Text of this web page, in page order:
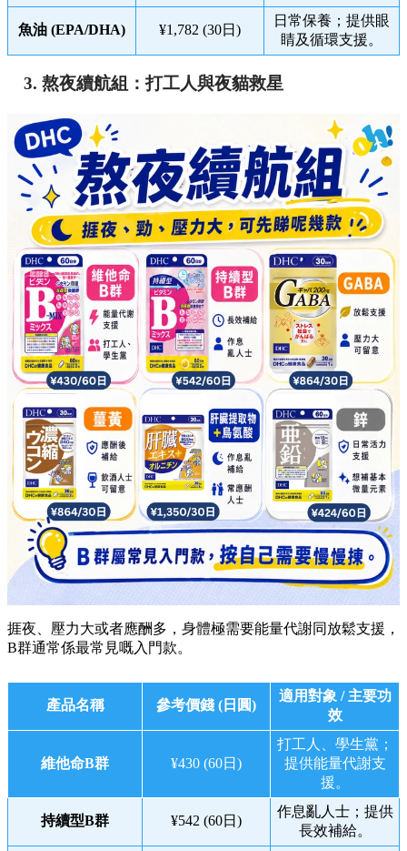
魚油 (EPA/DHA) ¥1,782 (30日)
日常保養；提供眼
睛及循環支援。
3. 熬夜續航組：打工人與夜貓救星
捱夜、壓力大或者應酬多，身體極需要能量代謝同放鬆支援，
B群通常係最常見嘅入門款。
產品名稱 參考價錢 (日圓)
適用對象 / 主要功
效
維他命B群 ¥430 (60日)
打工人、學生黨；
提供能量代謝支
援。
持續型B群 ¥542 (60日)
作息亂人士；提供
長效補給。